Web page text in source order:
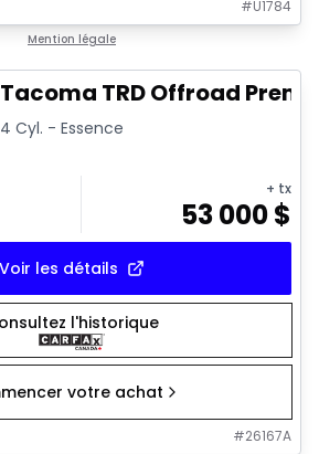
#U1784
Mention légale
TRD Offroad
Cyl. - Essence
+ tx
53 000$
Voir les détails
l'historique
votre achat
#26167A